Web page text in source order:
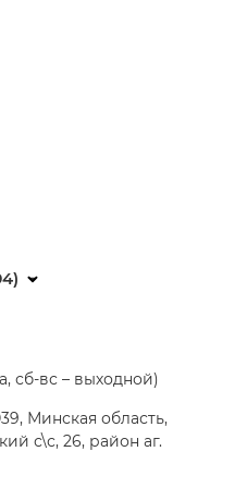
сб-вс – выходной)
Минская область,
с\с, 26, район аг.